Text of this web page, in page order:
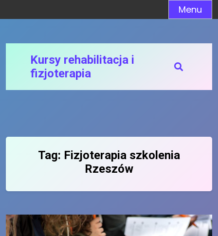
to
Menu
Kursy rehabilitacja i
fizjoterapia
Tag: Fizjoterapia szkolenia
Rzeszów